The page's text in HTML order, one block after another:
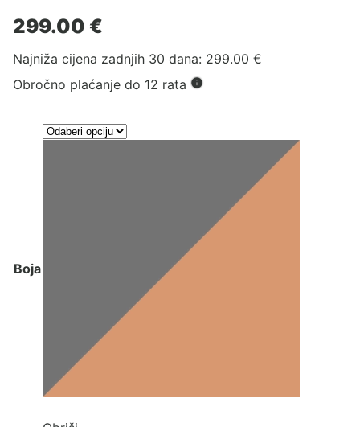
299.00 €
Najniža cijena zadnjih 30 dana: 299.00 €
Obročno plaćanje do 12 rata
Boja